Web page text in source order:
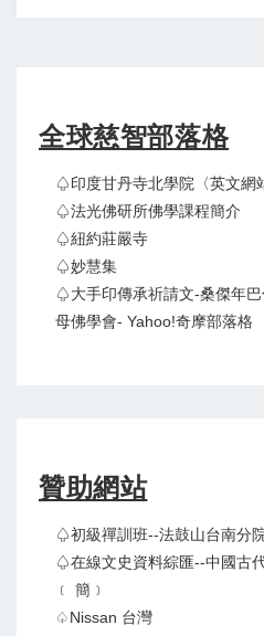
全球慈智部落格
♤印度甘丹寺北學院〈英文網
♤法光佛研所佛學課程簡介
♤紐約莊嚴寺
♤妙慧集
♤大手印傳承祈請文-桑傑年
母佛學會- Yahoo!奇摩部落格
贊助網站
♤初級禪訓班--法鼓山台南分
♤在線文史資料綜匯--中國古
﹝ 簡﹞
♤Nissan 台灣